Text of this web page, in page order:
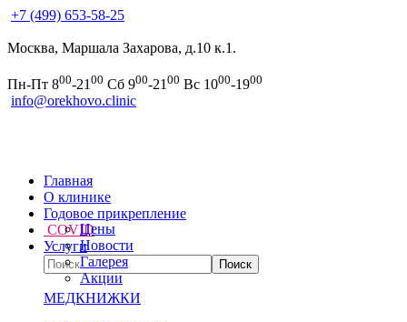
+7 (499) 653-58-25
Москва, Маршала Захарова, д.10 к.1.
Пн-Пт 800-21 00 Сб 900-21 00 Вс 1000-1900
info@orekhovo.clinic
Главная
О клинике
Цены
Новости
Галерея
Акции
Годовое прикрепление
COVID
Услуги
МЕДКНИЖКИ